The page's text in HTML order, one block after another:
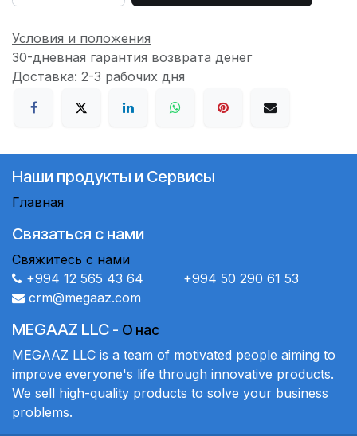
Условия и положения
30-дневная гарантия возврата денег
Доставка: 2-3 рабочих дня
Наши продукты и Сервисы
Главная
Связаться с нами
Свяжитесь с нами
+994 12 565 43 64 +994 50 290 61 53
crm@megaaz.com
MEGAAZ LLC - О нас
MEGAAZ LLC is a team of motivated people aiming to
improve everyone's life through innovative products.
We sell high-quality products to solve your business
problems.